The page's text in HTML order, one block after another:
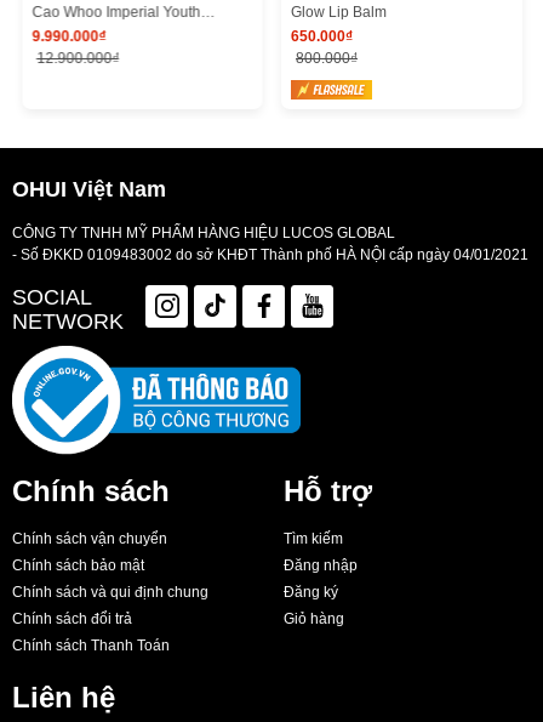
Cao Whoo Imperial Youth
Recovery Serum Special Set
9.990.000₫
12.900.000₫
Glow Lip Balm
650.000₫
800.000₫
OHUI Việt Nam
CÔNG TY TNHH MỸ PHẨM HÀNG HIỆU LUCOS GLOBAL
- Số ĐKKD 0109483002 do sở KHĐT Thành phố HÀ NỘI cấp ngày 04/01/2021
SOCIAL
NETWORK
Chính sách
Chính sách vận chuyển
Chính sách bảo mật
Chính sách và qui định chung
Chính sách đổi trả
Chính sách Thanh Toán
Hỗ trợ
Tìm kiếm
Đăng nhập
Đăng ký
Giỏ hàng
Liên hệ